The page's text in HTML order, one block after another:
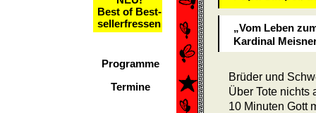
Best of Best-
sellerfressen
Programme
Termine
„Vom Leben
Kardinal
Brüder und
Über Tote nichts
10 Minuten Gott